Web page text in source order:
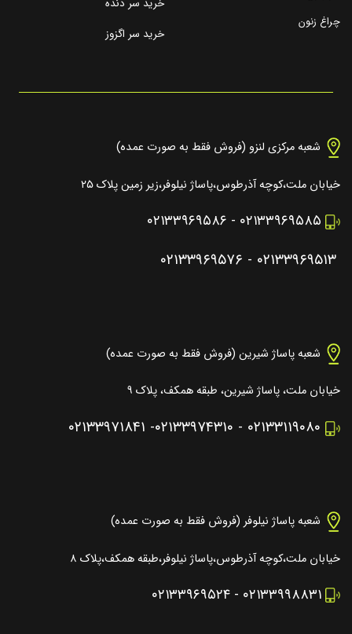
چراغ زنون
خرید سر دنده
خرید سر اگزوز
شعبه مرکزی لنزو (فروش فقط به صورت عمده)
خیابان ملت،کوچه آذرطوس،پاساژ نیلوفر،زیر زمین پلاک ۲۵
۰۲۱۳۳۹۶۹۵۸۵ - ۰۲۱۳۳۹۶۹۵۸۶
۰۲۱۳۳۹۶۹۵۱۳ - ۰۲۱۳۳۹۶۹۵۷۶
شعبه پاساژ شیرین (فروش فقط به صورت عمده)
خیابان ملت، پاساژ شیرین، طبقه همکف، پلاک ۹
۰۲۱۳۳۱۱۹۰۸۰ - ۰۲۱۳۳۹۷۴۳۱۰- ۰۲۱۳۳۹۷۱۸۴۱
شعبه پاساژ نیلوفر (فروش فقط به صورت عمده)
خیابان ملت،کوچه آذرطوس،پاساژ نیلوفر،طبقه همکف،پلاک ۸
۰۲۱۳۳۹۹۸۸۳۱ - ۰۲۱۳۳۹۶۹۵۲۴